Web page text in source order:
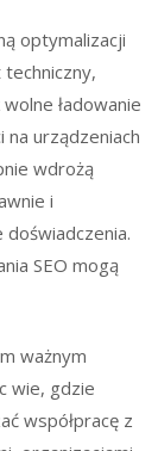
optymalizacji
ładowanie
urządzeniach
wdrożą
i
doświadczenia.
SEO mogą
ważnym
wie, gdzie
współpracę z